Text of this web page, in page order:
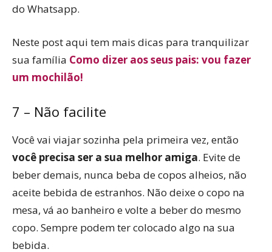
do Whatsapp.
Neste post aqui tem mais dicas para tranquilizar
sua família Como dizer aos seus pais: vou fazer
um mochilão!
7 – Não facilite
Você vai viajar sozinha pela primeira vez, então
você precisa ser a sua melhor amiga. Evite de
beber demais, nunca beba de copos alheios, não
aceite bebida de estranhos. Não deixe o copo na
mesa, vá ao banheiro e volte a beber do mesmo
copo. Sempre podem ter colocado algo na sua
bebida.